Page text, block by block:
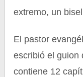
extremo, un
El pastor
escribió el guion
contiene 12